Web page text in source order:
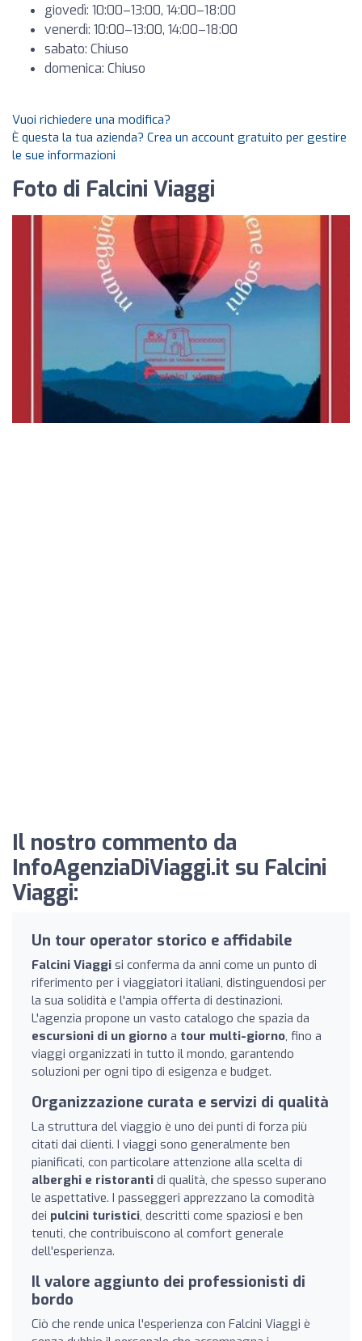
giovedì: 10:00–13:00, 14:00–18:00
venerdì: 10:00–13:00, 14:00–18:00
sabato: Chiuso
domenica: Chiuso
Vuoi richiedere una modifica?
È questa la tua azienda? Crea un account gratuito per gestire
le sue informazioni
Foto di Falcini Viaggi
Il nostro commento da
InfoAgenziaDiViaggi.it su Falcini
Viaggi:
Un tour operator storico e affidabile
Falcini Viaggi si conferma da anni come un punto di
riferimento per i viaggiatori italiani, distinguendosi per
la sua solidità e l'ampia offerta di destinazioni.
L'agenzia propone un vasto catalogo che spazia da
escursioni di un giorno a tour multi-giorno, fino a
viaggi organizzati in tutto il mondo, garantendo
soluzioni per ogni tipo di esigenza e budget.
Organizzazione curata e servizi di qualità
La struttura del viaggio è uno dei punti di forza più
citati dai clienti. I viaggi sono generalmente ben
pianificati, con particolare attenzione alla scelta di
alberghi e ristoranti di qualità, che spesso superano
le aspettative. I passeggeri apprezzano la comodità
dei pulcini turistici, descritti come spaziosi e ben
tenuti, che contribuiscono al comfort generale
dell'esperienza.
Il valore aggiunto dei professionisti di
bordo
Ciò che rende unica l'esperienza con Falcini Viaggi è